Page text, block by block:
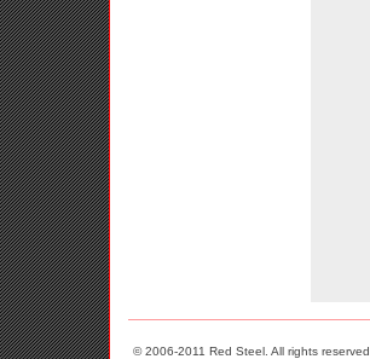
© 2006-2011 Red Steel. All rights reserved.